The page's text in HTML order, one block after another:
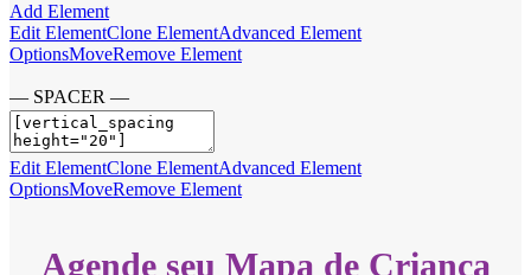
Add Element
Edit ElementClone ElementAdvanced Element
OptionsMoveRemove Element
— SPACER —
Edit ElementClone ElementAdvanced Element
OptionsMoveRemove Element
Agende seu Mapa de Criança